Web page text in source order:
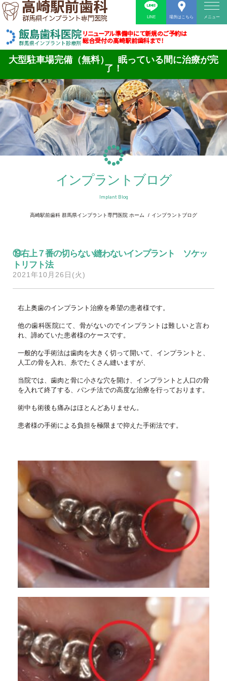
LINE 場所はこちら メニュー
リニューアル準備中にて新規のご予約は
総合受付の高崎駅前歯科まで！
大型駐車場完備（無料） 眠っている間に治療が完
了！
インプラントブログ
Implant Blog
高崎駅前歯科 群馬県インプラント専門医院 ホーム インプラントブログ
⑲右上７番の切らない縫わないインプラント ソケッ
トリフト法
2021年10月26日(火)
右上奥歯のインプラント治療を希望の患者様です。
他の歯科医院にて、骨がないのでインプラントは難しいと言わ
れ、諦めていた患者様のケースです。
一般的な手術法は歯肉を大きく切って開いて、インプラントと、
人工の骨を入れ、糸でたくさん縫いますが、
当院では、歯肉と骨に小さな穴を開け、インプラントと人口の骨
を入れて終了する、パンチ法での高度な治療を行っております。
術中も術後も痛みはほとんどありません。
患者様の手術による負担を極限まで抑えた手術法です。